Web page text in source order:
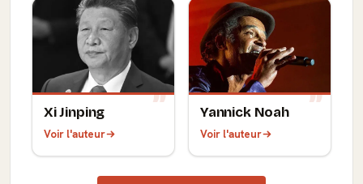
Xi Jinping
Voir l'auteur
Yannick Noah
Voir l'auteur